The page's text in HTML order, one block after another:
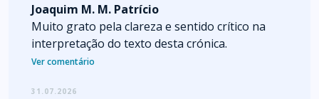
Joaquim M. M. Patrício
Muito grato pela clareza e sentido crítico na
interpretação do texto desta crónica.
Ver comentário
31.07.2026